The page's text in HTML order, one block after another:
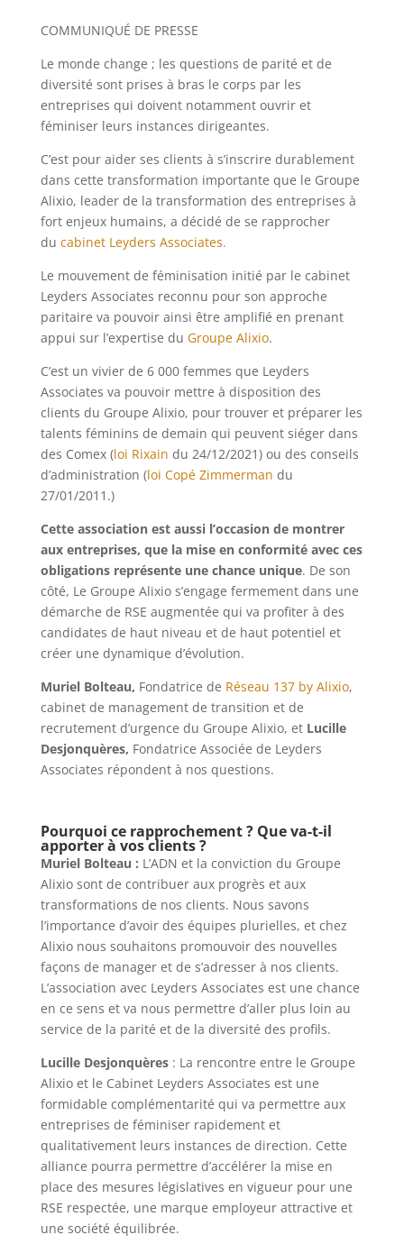
COMMUNIQUÉ DE PRESSE
Le monde change ; les questions de parité et de
diversité sont prises à bras le corps par les
entreprises qui doivent notamment ouvrir et
féminiser leurs instances dirigeantes.
C’est pour aider ses clients à s’inscrire durablement
dans cette transformation importante que le Groupe
Alixio, leader de la transformation des entreprises à
fort enjeux humains, a décidé de se rapprocher
du cabinet Leyders Associates.
Le mouvement de féminisation initié par le cabinet
Leyders Associates reconnu pour son approche
paritaire va pouvoir ainsi être amplifié en prenant
appui sur l’expertise du Groupe Alixio.
C’est un vivier de 6 000 femmes que Leyders
Associates va pouvoir mettre à disposition des
clients du Groupe Alixio, pour trouver et préparer les
talents féminins de demain qui peuvent siéger dans
des Comex (loi Rixain du 24/12/2021) ou des conseils
d’administration (loi Copé Zimmerman du
27/01/2011.)
Cette association est aussi l’occasion de montrer
aux entreprises, que la mise en conformité avec ces
obligations représente une chance unique. De son
côté, Le Groupe Alixio s’engage fermement dans une
démarche de RSE augmentée qui va profiter à des
candidates de haut niveau et de haut potentiel et
créer une dynamique d’évolution.
Muriel Bolteau, Fondatrice de Réseau 137 by Alixio,
cabinet de management de transition et de
recrutement d’urgence du Groupe Alixio, et Lucille
Desjonquères, Fondatrice Associée de Leyders
Associates répondent à nos questions.
Pourquoi ce rapprochement ? Que va-t-il
apporter à vos clients ?
Muriel Bolteau : L’ADN et la conviction du Groupe
Alixio sont de contribuer aux progrès et aux
transformations de nos clients. Nous savons
l’importance d’avoir des équipes plurielles, et chez
Alixio nous souhaitons promouvoir des nouvelles
façons de manager et de s’adresser à nos clients.
L’association avec Leyders Associates est une chance
en ce sens et va nous permettre d’aller plus loin au
service de la parité et de la diversité des profils.
Lucille Desjonquères: La rencontre entre le Groupe
Alixio et le Cabinet Leyders Associates est une
formidable complémentarité qui va permettre aux
entreprises de féminiser rapidement et
qualitativement leurs instances de direction. Cette
alliance pourra permettre d’accélérer la mise en
place des mesures législatives en vigueur pour une
RSE respectée, une marque employeur attractive et
une société équilibrée.